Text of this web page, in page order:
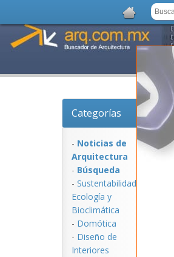
Categorías
- Noticias de
Arquitectura
- Búsqueda
- Sustentabilidad,
Ecologí­a y
Bioclimática
- Domótica
- Diseño de
Interiores